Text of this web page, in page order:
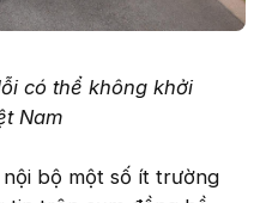
có thể không khởi
Nam
bộ một số ít trường